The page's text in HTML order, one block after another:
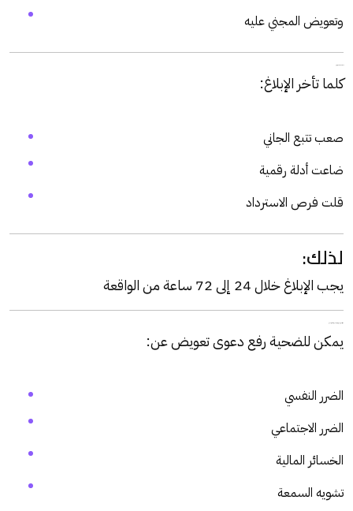
وتعويض المجني عليه
كلما تأخر الإبلاغ:
صعب تتبع الجاني
ضاعت أدلة رقمية
قلت فرص الاسترداد
لذلك:
يجب الإبلاغ خلال 24 إلى 72 ساعة من الواقعة
يمكن للضحية رفع دعوى تعويض عن:
الضرر النفسي
الضرر الاجتماعي
الخسائر المالية
تشويه السمعة